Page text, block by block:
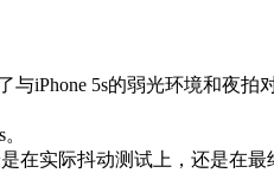
iPhone 5s的弱光环境和夜
在实际抖动测试上，还是在最